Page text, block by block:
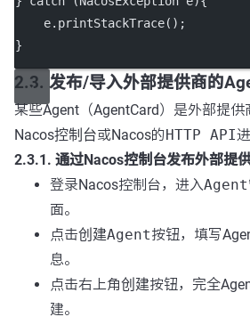
    e.
printStackTrace();
}
2.3. 发布/导入外部提供商的
某些Agent（AgentCard）是外部提
Nacos控制台或Nacos的HTTP API
2.3.1. 通过Nacos控制台发布外部提
登录Nacos控制台，进入Agent
面。
点击创建Agent按钮，填写
息。
点击右上角创建按钮，完全
建。